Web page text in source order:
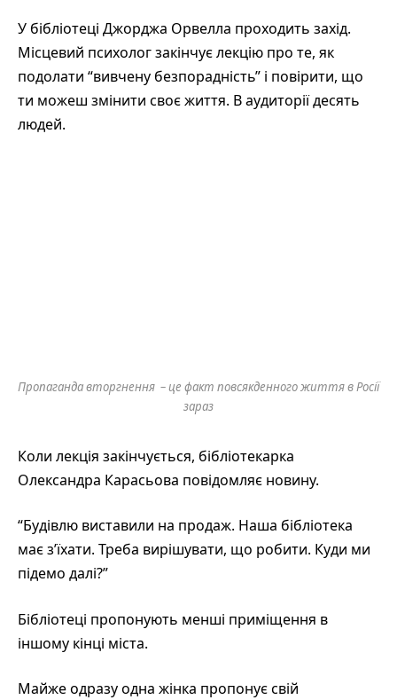
У бібліотеці Джорджа Орвелла проходить захід.
Місцевий психолог закінчує лекцію про те, як
подолати “вивчену безпорадність” і повірити, що
ти можеш змінити своє життя. В аудиторії десять
людей.
Пропаганда вторгнення – це факт повсякденного життя в Росії
зараз
Коли лекція закінчується, бібліотекарка
Олександра Карасьова повідомляє новину.
“Будівлю виставили на продаж. Наша бібліотека
має з’їхати. Треба вирішувати, що робити. Куди ми
підемо далі?”
Бібліотеці пропонують менші приміщення в
іншому кінці міста.
Майже одразу одна жінка пропонує свій